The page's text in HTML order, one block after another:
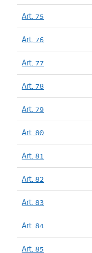
Art. 75
Art. 76
Art. 77
Art. 78
Art. 79
Art. 80
Art. 81
Art. 82
Art. 83
Art. 84
Art. 85